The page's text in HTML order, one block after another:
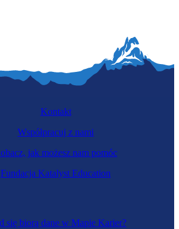
się biorą dane w Mapie Karier?
Kontakt
Współpracuj z nami
jak możesz nam pomóc
Fundacja Katalyst Education